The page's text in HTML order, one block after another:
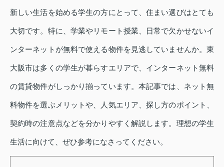
新しい生活を始める学生の方にとって、住まい選びはとても
大切です。特に、学業やリモート授業、日常で欠かせないイ
ンターネットが無料で使える物件を見逃していませんか。東
大阪市は多くの学生が暮らすエリアで、インターネット無料
の賃貸物件がしっかり揃っています。本記事では、ネット無
料物件を選ぶメリットや、人気エリア、探し方のポイント、
契約時の注意点などを分かりやすく解説します。理想の学生
生活に向けて、ぜひ参考になさってください。